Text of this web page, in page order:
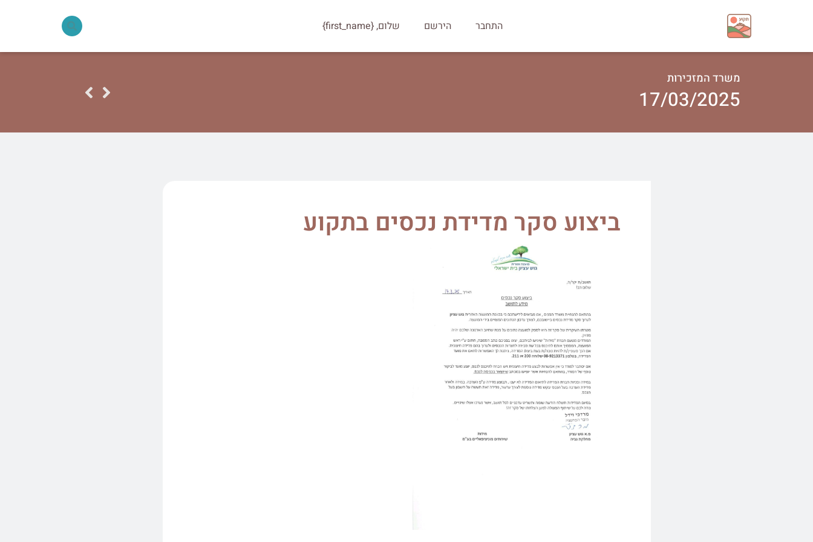
התחבר הירשם שלום, {first_name}
משרד המזכירות
17/03/2025
ביצוע סקר מדידת נכסים בתקוע